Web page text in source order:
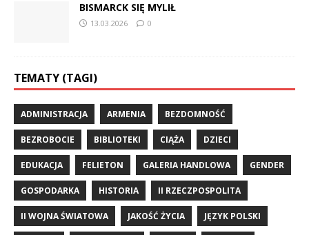
BISMARCK SIĘ MYLIŁ
13.03.2026 0
TEMATY (TAGI)
ADMINISTRACJA ARMENIA BEZDOMNOŚĆ
BEZROBOCIE BIBLIOTEKI CIĄŻA DZIECI
EDUKACJA FELIETON GALERIA HANDLOWA GENDER
GOSPODARKA HISTORIA II RZECZPOSPOLITA
II WOJNA ŚWIATOWA JAKOŚĆ ŻYCIA JĘZYK POLSKI